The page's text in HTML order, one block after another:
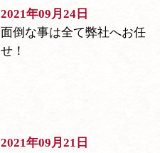
2021年09月24日
面倒な事は全て弊社へお任
せ！
2021年09月21日